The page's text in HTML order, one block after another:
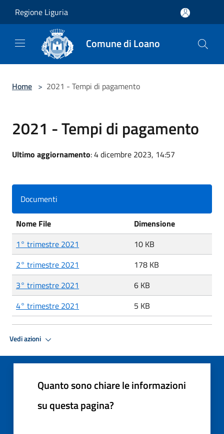
Regione Liguria
Comune di Loano
Home > 2021 - Tempi di pagamento
2021 - Tempi di pagamento
Ultimo aggiornamento: 4 dicembre 2023, 14:57
Documenti
Nome File
Dimensione
1° trimestre 2021
10 KB
2° trimestre 2021
178 KB
3° trimestre 2021
6 KB
4° trimestre 2021
5 KB
Vedi azioni
Quanto sono chiare le informazioni
su questa pagina?